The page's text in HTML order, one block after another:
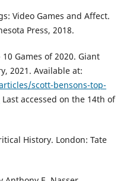
Video Games and Affect.
Press, 2018.
10 Games of 2020. Giant
2021. Available at:
scott-bensons-top-
Last accessed on the 14th of
History. London: Tate